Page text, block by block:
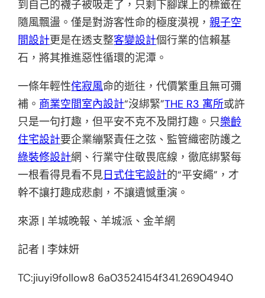
到自己的襪子被吸走了，只剩下腳踝上的標籤在
隨風飄盪。僅是對游客性命的極度漠視，親子空
間設計更是在透支整客變設計個行業的信賴基
石，將其推進惡性循環的泥潭。
一條年輕性侘寂風命的逝往，代價繁重且無可彌
補。 商業空間室內設計“沒綁緊”THE R3 寓所或許
只是一句打趣，但平安不克不及開打趣。只樂齡
住宅設計要企業繃緊責任之弦、監管織密防護之
綠裝修設計網、行業守住敬畏底線，徹底綁緊每
一根看得見看不見日式住宅設計的“平安繩”，才
幹不讓打趣成悲劇，不讓遺憾重演。
來源 | 羊城晚報、羊城派、金羊網
記者 | 李妹妍
TC:jiuyi9follow8 6a03524154f341.26904940